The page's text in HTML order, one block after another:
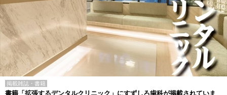
掲載雑誌・書籍
書籍「拡張するデンタルクリニック」にすずしろ歯科が掲載されていま